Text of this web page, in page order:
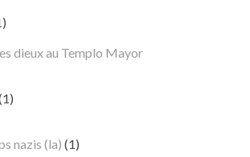
dieux au Templo Mayor
nazis (la) (1)